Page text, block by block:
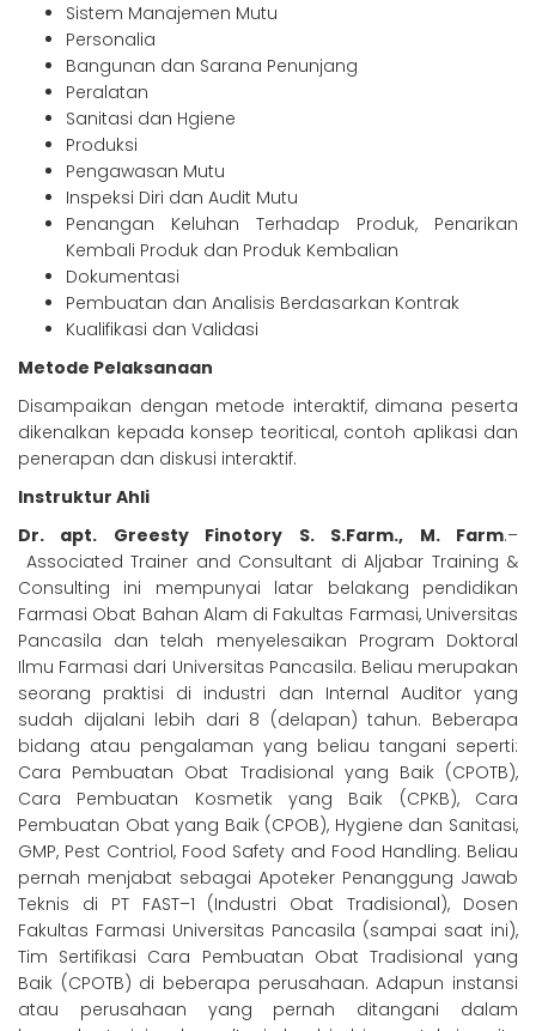
Sistem Manajemen Mutu
Personalia
Bangunan dan Sarana Penunjang
Peralatan
Sanitasi dan Hgiene
Produksi
Pengawasan Mutu
Inspeksi Diri dan Audit Mutu
Penangan Keluhan Terhadap Produk, Penarikan
Kembali Produk dan Produk Kembalian
Dokumentasi
Pembuatan dan Analisis Berdasarkan Kontrak
Kualifikasi dan Validasi
Metode Pelaksanaan
Disampaikan dengan metode interaktif, dimana peserta
dikenalkan kepada konsep teoritical, contoh aplikasi dan
penerapan dan diskusi interaktif.
Instruktur Ahli
Dr. apt. Greesty Finotory S. S.Farm., M. Farm.–
Associated Trainer and Consultant di Aljabar Training &
Consulting ini mempunyai latar belakang pendidikan
Farmasi Obat Bahan Alam di Fakultas Farmasi, Universitas
Pancasila dan telah menyelesaikan Program Doktoral
Ilmu Farmasi dari Universitas Pancasila. Beliau merupakan
seorang praktisi di industri dan Internal Auditor yang
sudah dijalani lebih dari 8 (delapan)tahun. Beberapa
bidang atau pengalaman yang beliau tangani seperti:
Cara Pembuatan Obat Tradisional yang Baik (CPOTB),
Cara Pembuatan Kosmetik yang Baik (CPKB), Cara
Pembuatan Obatyang Baik (CPOB), Hygiene dan Sanitasi,
GMP, Pest Contriol, Food Safety and Food Handling. Beliau
pernah menjabat sebagai Apoteker Penanggung Jawab
Teknis di PT FAST–1 (Industri Obat Tradisional), Dosen
Fakultas Farmasi Universitas Pancasila (sampai saat ini),
Tim Sertifikasi Cara Pembuatan Obat Tradisional yang
Baik (CPOTB) di beberapa perusahaan. Adapun instansi
atau perusahaan yang pernah ditangani dalam